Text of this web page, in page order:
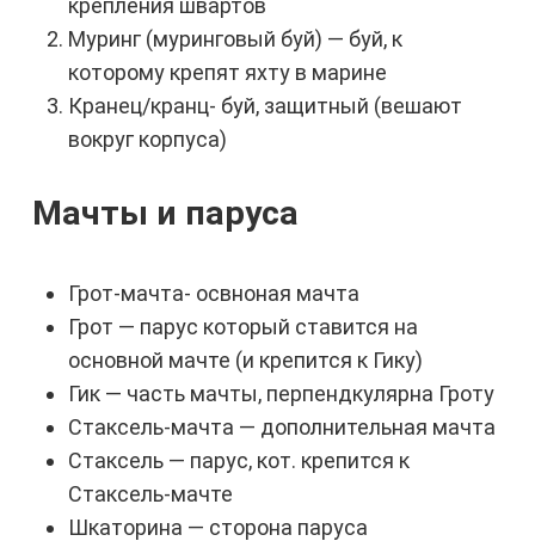
крепления швартов
Муринг (муринговый буй) — буй, к
которому крепят яхту в марине
Кранец/кранц- буй, защитный (вешают
вокруг корпуса)
Мачты и паруса
Грот-мачта- освноная мачта
Грот — парус который ставится на
основной мачте (и крепится к Гику)
Гик — часть мачты, перпендкулярна Гроту
Стаксель-мачта — дополнительная мачта
Стаксель — парус, кот. крепится к
Стаксель-мачте
Шкаторина — сторона паруса